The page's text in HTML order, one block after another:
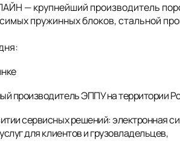
— крупнейший производитель
пружинных блоков, стальной
производитель ЭППУ на территории
сервисных решений: электронная
для клиентов и грузовладельцев,